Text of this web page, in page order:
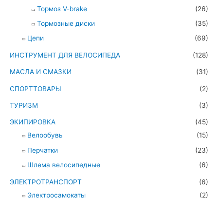
Тормоз V-brake
(26)
Тормозные диски
(35)
Цепи
(69)
ИНСТРУМЕНТ ДЛЯ ВЕЛОСИПЕДА (128)
МАСЛА И СМАЗКИ (31)
СПОРТТОВАРЫ (2)
ТУРИЗМ (3)
ЭКИПИРОВКА
(45)
Велообувь
(15)
Перчатки
(23)
Шлема велосипедные
(6)
ЭЛЕКТРОТРАНСПОРТ
(6)
Электросамокаты
(2)